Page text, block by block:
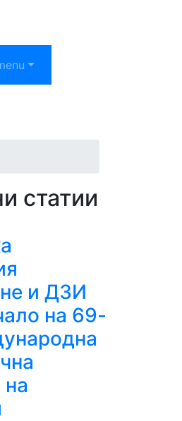
статии
и ДЗИ
на 69-